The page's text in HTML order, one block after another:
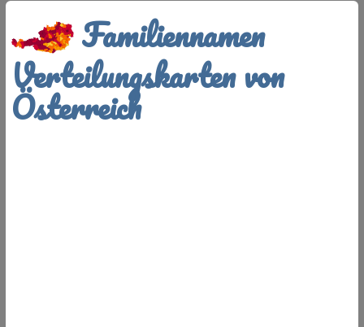
Familiennamen
Verteilungskarten von
Österreich